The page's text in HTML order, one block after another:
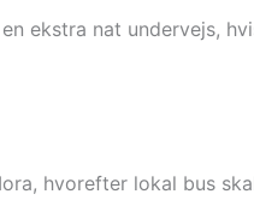
ekstra nat undervejs,
hvorefter lokal bus